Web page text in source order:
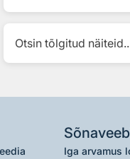
Otsin tõlgitud
Iga arvamus